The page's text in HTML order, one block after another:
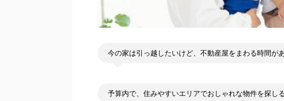
今の家は引っ越したいけど、不動産屋をまわる時間が
予算内で、住みやすいエリアでおしゃれな物件を探し